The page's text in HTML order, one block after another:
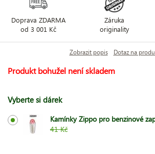
Doprava ZDARMA
od 3 001 Kč
Záruka
originality
Zobrazit popis Dotaz na
Produkt bohužel není skladem
Vyberte si dárek
Kamínky Zippo pro benzinové
41 Kč